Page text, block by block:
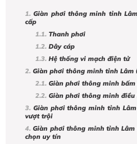
Giàn phơi thông minh tỉnh
cấp
Thanh phơi
Dây cáp
Hệ thống vi mạch điện tử
Giàn phơi thông minh tỉnh Lâm
Giàn phơi thông minh bấm
Giàn phơi thông minh
Giàn phơi thông minh tỉnh
vượt trội
Giàn phơi thông minh tỉnh
chọn uy tín